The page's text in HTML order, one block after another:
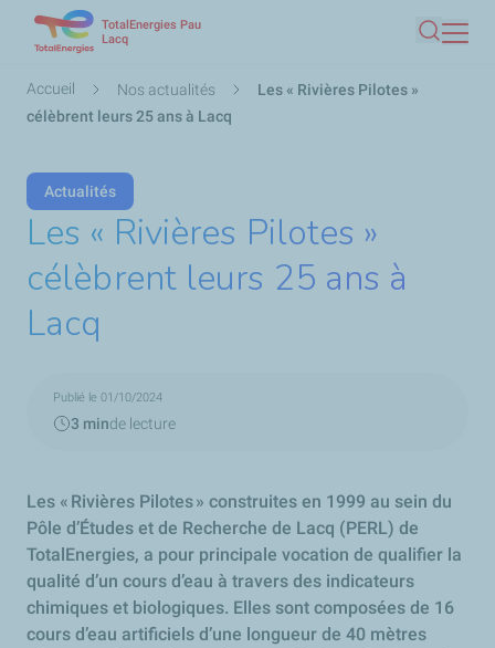
contenu
TotalEnergies Pau
Lacq
Fil
d'Ariane
Accueil Nos actualités
Les « Rivières Pilotes »
célèbrent leurs 25 ans à Lacq
Actualités
Les « Rivières Pilotes »
célèbrent leurs 25 ans à
Lacq
Publié le 01/10/2024
3 minde lecture
Les « Rivières Pilotes » construites en 1999 au sein du
Pôle d’Études et de Recherche de Lacq (PERL) de
TotalEnergies, a pour principale vocation de qualifier la
qualité d’un cours d’eau à travers des indicateurs
chimiques et biologiques. Elles sont composées de 16
cours d’eau artificiels d’une longueur de 40 mètres